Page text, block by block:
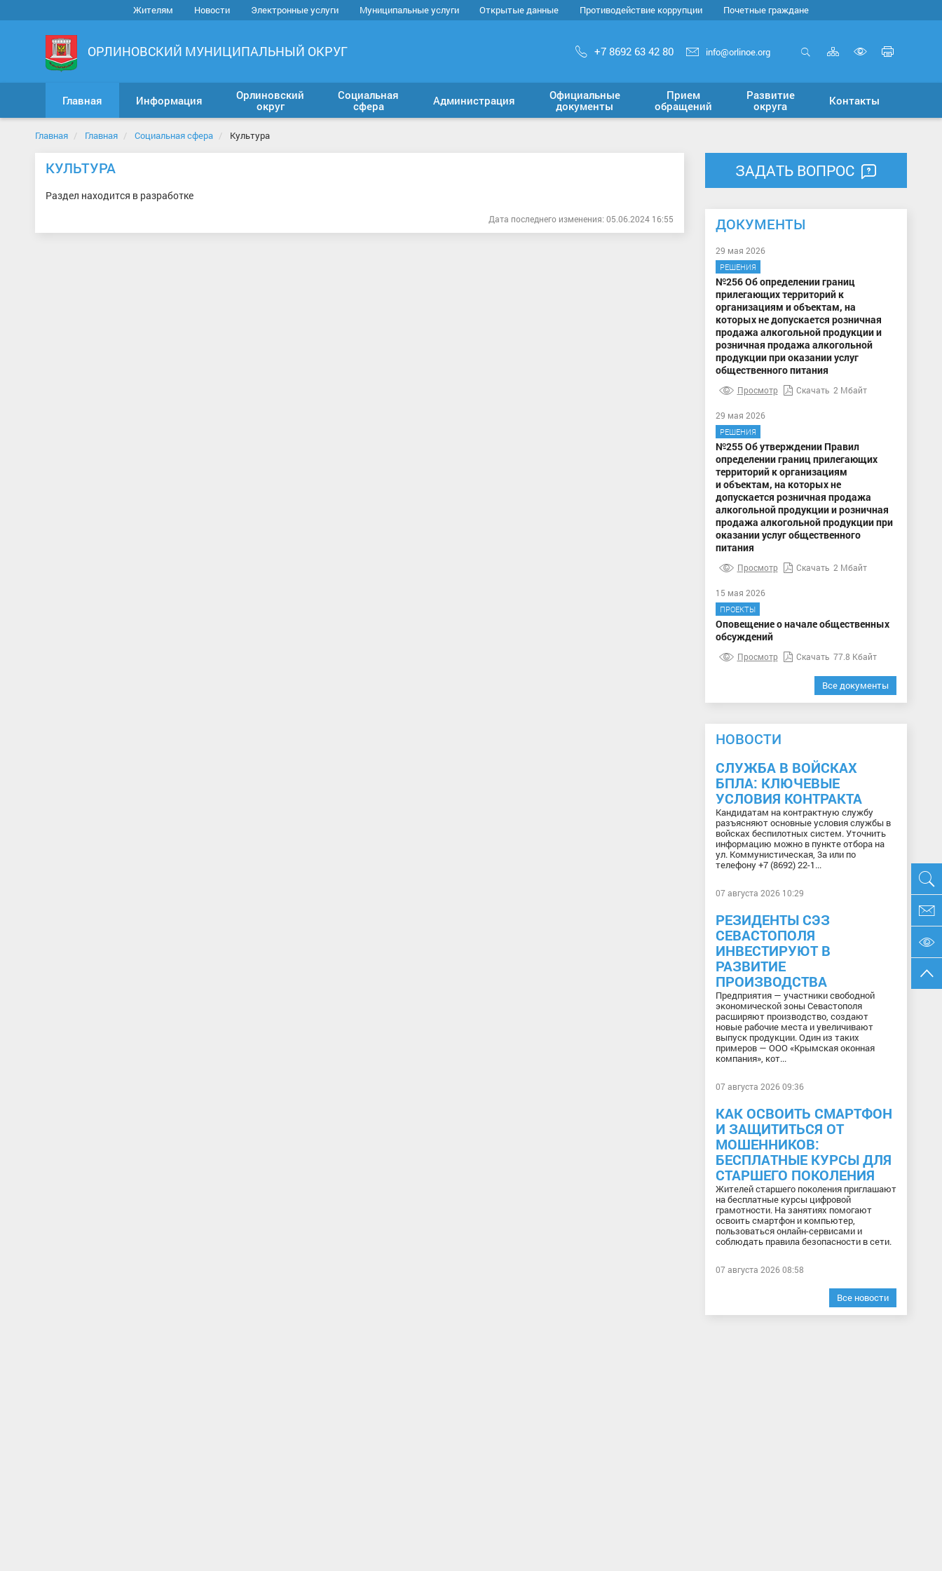
Жителям Новости Электронные услуги Муниципальные услуги Открытые данные Противодействие коррупции Почетные граждане
ОРЛИНОВСКИЙ МУНИЦИПАЛЬНЫЙ ОКРУГ +7 8692 63 42 80 info@orlinoe.org Карта
сайта
версию
для
Главная Информация
Орлиновский
округ
Социальная
сфера
Администрация
Официальные
документы
Прием
обращений
Развитие
округа
Контакты
Главная Главная Социальная сфера Культура
КУЛЬТУРА
Раздел находится в разработке
Дата последнего изменения: 05.06.2024 16:55
ЗАДАТЬ ВОПРОС
ДОКУМЕНТЫ
29 мая 2026
РЕШЕНИЯ
№256 Об определении границ
прилегающих территорий к
организациям и объектам, на
которых не допускается розничная
продажа алкогольной продукции и
розничная продажа алкогольной
продукции при оказании услуг
общественного питания
Просмотр Скачать 2 Мбайт
29 мая 2026
РЕШЕНИЯ
№255 Об утверждении Правил
определении границ прилегающих
территорий к организациям
и объектам, на которых не
допускается розничная продажа
алкогольной продукции и розничная
продажа алкогольной продукции при
оказании услуг общественного
питания
Просмотр Скачать 2 Мбайт
15 мая 2026
ПРОЕКТЫ
Оповещение о начале общественных
обсуждений
Просмотр Скачать 77.8 Кбайт
Все документы
НОВОСТИ
СЛУЖБА В ВОЙСКАХ
БПЛА: КЛЮЧЕВЫЕ
УСЛОВИЯ КОНТРАКТА
Кандидатам на контрактную службу
разъясняют основные условия службы в
войсках беспилотных систем. Уточнить
информацию можно в пункте отбора на
ул. Коммунистическая, 3а или по
телефону +7 (8692) 22-1...
07 августа 2026 10:29
РЕЗИДЕНТЫ СЭЗ
СЕВАСТОПОЛЯ
ИНВЕСТИРУЮТ В
РАЗВИТИЕ
ПРОИЗВОДСТВА
Предприятия — участники свободной
экономической зоны Севастополя
расширяют производство, создают
новые рабочие места и увеличивают
выпуск продукции. Один из таких
примеров — ООО «Крымская оконная
компания», кот...
07 августа 2026 09:36
КАК ОСВОИТЬ СМАРТФОН
И ЗАЩИТИТЬСЯ ОТ
МОШЕННИКОВ:
БЕСПЛАТНЫЕ КУРСЫ ДЛЯ
СТАРШЕГО ПОКОЛЕНИЯ
Жителей старшего поколения приглашают
на бесплатные курсы цифровой
грамотности. На занятиях помогают
освоить смартфон и компьютер,
пользоваться онлайн-сервисами и
соблюдать правила безопасности в сети.
07 августа 2026 08:58
Все новости